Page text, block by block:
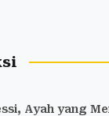
Ayah yang